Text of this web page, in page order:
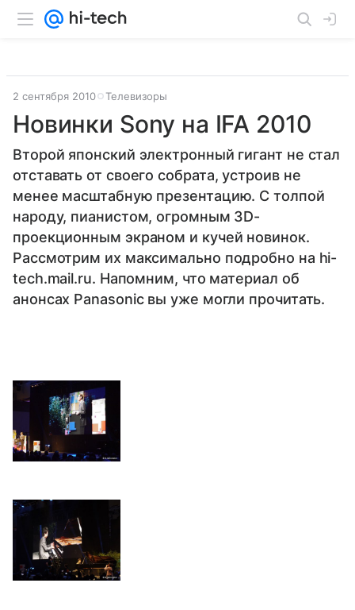
2 сентября 2010 Телевизоры
Новинки Sony на IFA 2010
Второй японский электронный гигант не стал
отставать от своего собрата, устроив не
менее масштабную презентацию. С толпой
народу, пианистом, огромным 3D-
проекционным экраном и кучей новинок.
Рассмотрим их максимально подробно на hi-
tech.mail.ru. Напомним, что материал об
анонсах Panasonic вы уже могли прочитать.